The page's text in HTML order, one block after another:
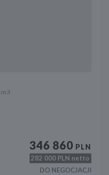
346 860 PLN
282 000 PLN netto
DO NEGOCJACJI